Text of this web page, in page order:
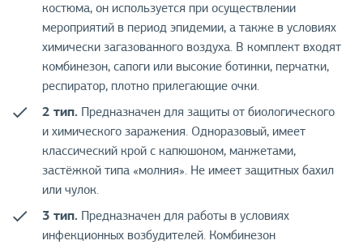
костюма, он используется при осуществлении
мероприятий в период эпидемии, а также в условиях
химически загазованного воздуха. В комплект входят
комбинезон, сапоги или высокие ботинки, перчатки,
респиратор, плотно прилегающие очки.
2 тип. Предназначен для защиты от биологического
и химического заражения. Одноразовый, имеет
классический крой с капюшоном, манжетами,
застёжкой типа «молния». Не имеет защитных бахил
или чулок.
3 тип. Предназначен для работы в условиях
инфекционных возбудителей. Комбинезон